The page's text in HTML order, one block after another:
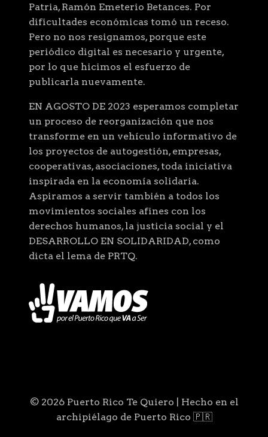
Patria, Ramón Emeterio Betances. Por
dificultades económicas tomó un receso.
Pero no nos resignamos, porque este
periódico digital es necesario y urgente,
por lo que hicimos el esfuerzo de
publicarla nuevamente.
EN AGOSTO DE 2023 esperamos completar
un proceso de reorganización que nos
transforme en un vehículo informativo de
los proyectos de autogestión, empresas,
cooperativas, asociaciones, toda iniciativa
inspirada en la economía solidaria.
Aspiramos a servir también a todos los
movimientos sociales afines con los
derechos humanos, la justicia social y el
DESARROLLO EN SOLIDARIDAD, como
dicta el lema de PRTQ.
© 2026 Puerto Rico Te Quiero | Hecho en el
archipiélago de Puerto Rico 🇵🇷